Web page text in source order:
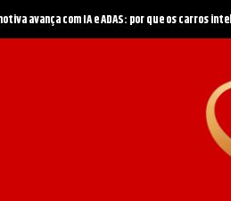
no Brasil entra em nova fase: como incentivos e